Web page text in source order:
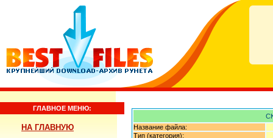
ГЛАВНОЕ МЕНЮ:
НА ГЛАВНУЮ
Название файла:
Тип (категория):